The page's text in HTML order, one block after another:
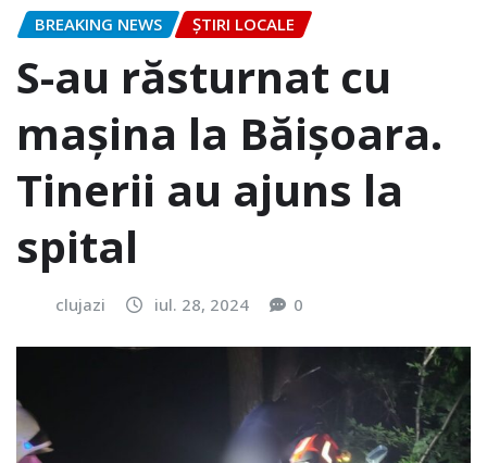
BREAKING NEWS ȘTIRI LOCALE
S-au răsturnat cu
mașina la Băișoara.
Tinerii au ajuns la
spital
clujazi iul. 28, 2024 0